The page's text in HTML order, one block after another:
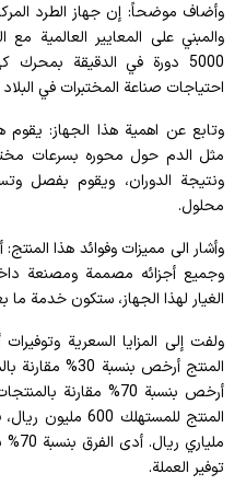
وأضاف موضحاً: إن جهاز الطرد
والمبني على المعايير العالمية
5000 دورة في الدقيقة
احتياجات صناعة المختبرات في البلاد
وتابع عن اهمية هذا الجهاز: يقوم
مثل الدم حول محوره بسرعات
ونتيجة الدوران، ويقوم بفصل
محلول.
وأشار الى مميزات وفوائد هذا
وجميع أجزائه مصممة ومصنعة
الغيار لهذا الجهاز، ستكون خدمة ما
ولفت إلى المزايا السعرية
المنتج أرخص
أرخص بنسبة 70%
المنتج للمستهلك
توفير العملة.